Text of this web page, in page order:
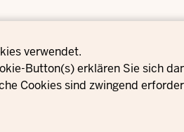
verwendet.
Button(s) erklären Sie sich
Cookies sind zwingend